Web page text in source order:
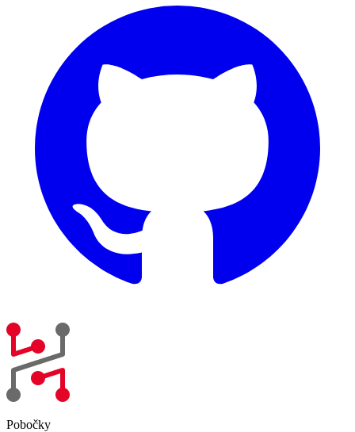
Pobočky